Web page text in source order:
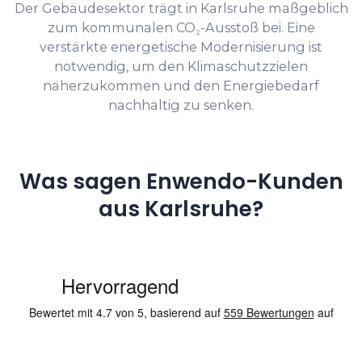
Der Gebäudesektor trägt in Karlsruhe maßgeblich
zum kommunalen CO₂-Ausstoß bei. Eine
verstärkte energetische Modernisierung ist
notwendig, um den Klimaschutzzielen
näherzukommen und den Energiebedarf
nachhaltig zu senken.
Was sagen Enwendo-Kunden
aus Karlsruhe?